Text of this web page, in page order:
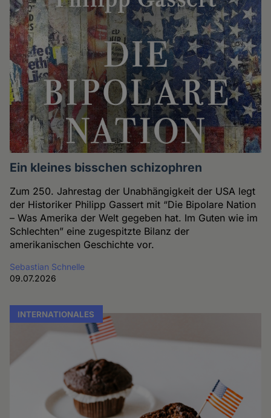
Ein kleines bisschen schizophren
Zum 250. Jahrestag der Unabhängigkeit der USA legt
der Historiker Philipp Gassert mit “Die Bipolare Nation
– Was Amerika der Welt gegeben hat. Im Guten wie im
Schlechten” eine zugespitzte Bilanz der
amerikanischen Geschichte vor.
Sebastian Schnelle
09.07.2026
INTERNATIONALES